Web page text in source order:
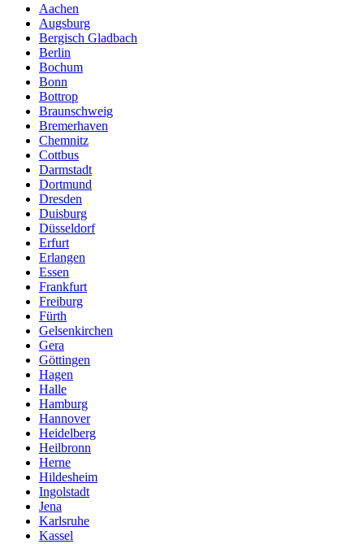
Aachen
Augsburg
Bergisch Gladbach
Berlin
Bochum
Bonn
Bottrop
Braunschweig
Bremerhaven
Chemnitz
Cottbus
Darmstadt
Dortmund
Dresden
Duisburg
Düsseldorf
Erfurt
Erlangen
Essen
Frankfurt
Freiburg
Fürth
Gelsenkirchen
Gera
Göttingen
Hagen
Halle
Hamburg
Hannover
Heidelberg
Heilbronn
Herne
Hildesheim
Ingolstadt
Jena
Karlsruhe
Kassel